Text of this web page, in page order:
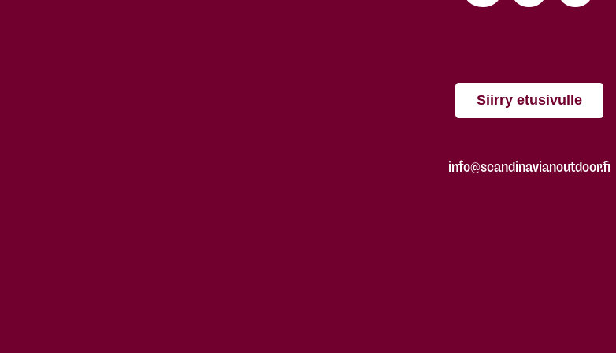
Siirry etusivulle
info@scandinavianoutdoor.fi